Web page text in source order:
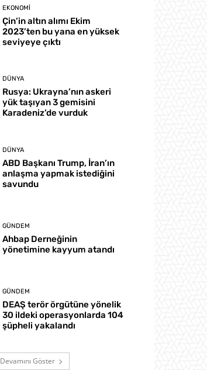
EKONOMI
Çin’in altın alımı Ekim
2023’ten bu yana en yüksek
seviyeye çıktı
DÜNYA
Rusya: Ukrayna’nın askeri
yük taşıyan 3 gemisini
Karadeniz’de vurduk
DÜNYA
ABD Başkanı Trump, İran’ın
anlaşma yapmak istediğini
savundu
GÜNDEM
Ahbap Derneğinin
yönetimine kayyum atandı
GÜNDEM
DEAŞ terör örgütüne yönelik
30 ildeki operasyonlarda 104
şüpheli yakalandı
Devamını Göster